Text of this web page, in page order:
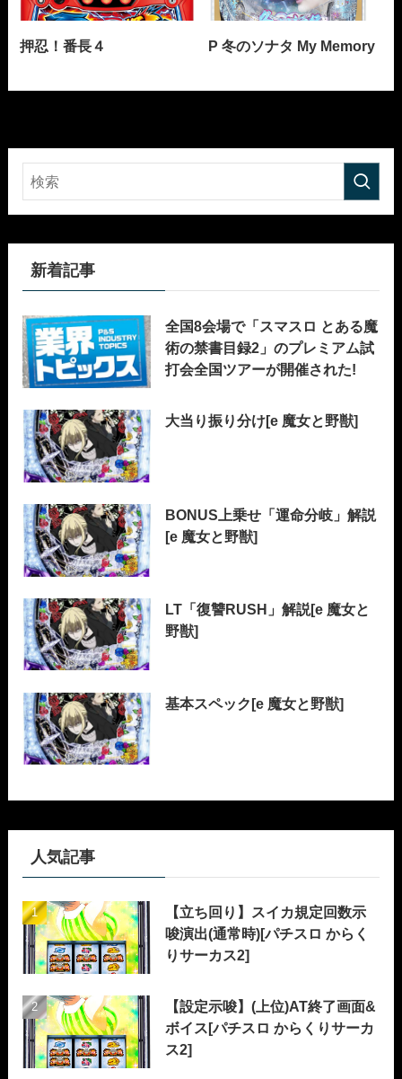
押忍！番長４ P 冬のソナタ My Memory
新着記事
全国8会場で「スマスロ とある魔
術の禁書目録2」のプレミアム試
打会全国ツアーが開催された!
大当り振り分け[e 魔女と野獣]
BONUS上乗せ「運命分岐」解説
[e 魔女と野獣]
LT「復讐RUSH」解説[e 魔女と
野獣]
基本スペック[e 魔女と野獣]
人気記事
【立ち回り】スイカ規定回数示
唆演出(通常時)[パチスロ からく
りサーカス2]
【設定示唆】(上位)AT終了画面&
ボイス[パチスロ からくりサーカ
ス2]